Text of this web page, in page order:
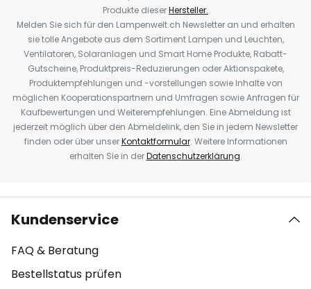
Produkte dieserHersteller.
Melden Sie sich für den Lampenwelt.ch Newsletter an und erhalten
sie tolle Angebote aus dem Sortiment Lampen und Leuchten,
Ventilatoren, Solaranlagen und Smart Home Produkte, Rabatt-
Gutscheine, Produktpreis-Reduzierungen oder Aktionspakete,
Produktempfehlungen und -vorstellungen sowie Inhalte von
möglichen Kooperationspartnern und Umfragen sowie Anfragen für
Kaufbewertungen und Weiterempfehlungen. Eine Abmeldung ist
jederzeit möglich über den Abmeldelink, den Sie in jedem Newsletter
finden oder über unserKontaktformular. Weitere Informationen
erhalten Sie in derDatenschutzerklärung.
Kundenservice
FAQ & Beratung
Bestellstatus prüfen